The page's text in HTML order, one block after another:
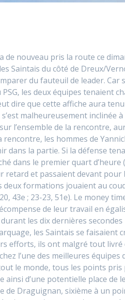
de nouveau pris la route ce
Saintais du côté de Dreux/
du fauteuil de leader. Car
les deux équipes tenaient
dire que cette affiche aura
malheureusement inclinée
l’ensemble de la rencontre,
les hommes de
la partie. Si la défense
dans le premier quart d’heure
retard et passaient devant pour
deux formations jouaient au
43e ; 23-23, 51e). Le money
de leur travail en
les dix dernières
les Saintais se faisaient
efforts, ils ont malgré tout livré
l’une des meilleures équipes
le monde, tous les points
ainsi d’une potentielle place de
de Draguignan, sixième à un